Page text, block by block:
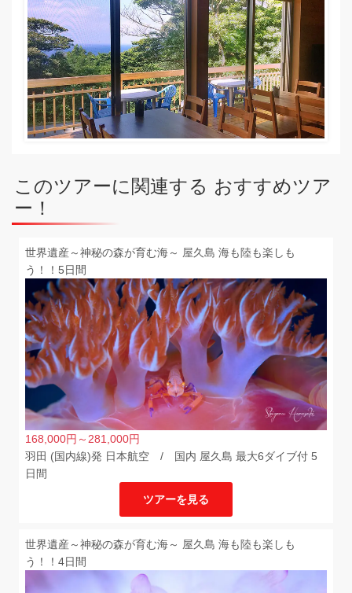
このツアーに関連する おすすめツア
ー！
世界遺産～神秘の森が育む海～ 屋久島 海も陸も楽しも
う！！5日間
168,000円 ～281,000円
羽田 (国内線)発 日本航空 / 国内 屋久島 最大6ダイブ付 5
日間
ツアーを見る
世界遺産～神秘の森が育む海～ 屋久島 海も陸も楽しも
う！！4日間